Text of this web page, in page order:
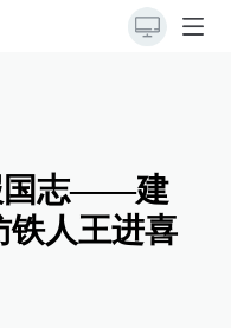
国志——建
铁人王进喜